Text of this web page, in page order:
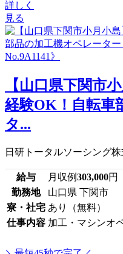
詳しく
見る
【山口県下関市
経験OK！自転車
タ...
日研トータルソーシング
給与 月収例303,000円
勤務地
山口県 下関市
寮・社宅 あり（無料）
仕事内容 加工・マシンオ